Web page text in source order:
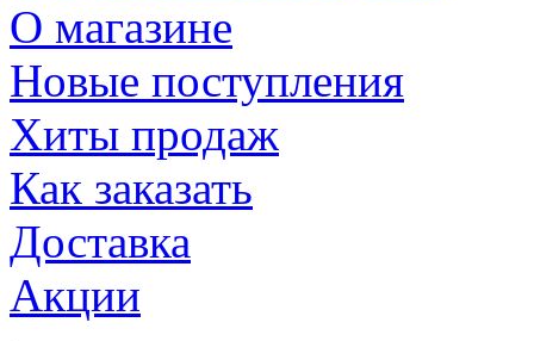
О магазине
Новые поступления
Хиты продаж
Как заказать
Доставка
Акции